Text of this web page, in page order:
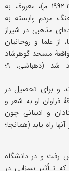
، ابـوالقـاسم (۱۳۰۰-۱۳۷۱ ش / ۱۹۲۱-۱۹۹۲ م)، معروف به
مردم وابسته به
در خانواده‌ای مذهبی در شیراز
علما و روحانیان
مسجد گوهرشاد
در ۱۳۱۴ش به همراه خانواده به تهران تبعید شد (دهباشی، ۹؛
و برای تحصیل در
فراوان او به شعر و
و ادیبانی چون
راه یابد (همانجا؛
رفت و در دانشگاه
تـأثیر بسزایی در